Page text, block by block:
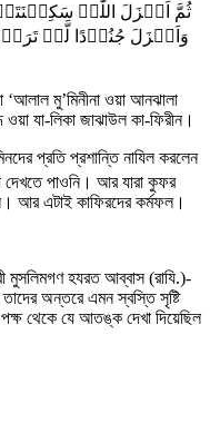
ثُمَّ اَنۡزَلَ اللّٰہُ
وَاَنۡزَلَ جُنُوۡدًا لَّمۡ
‘আলাল মু’মিনীনা ওয়া আনঝালা
ওয়া যা-লিকা জাঝাউল কা-ফিরীন।
প্রতি প্রশান্তি নাযিল করলেন
দেখতে পাওনি। আর যারা কুফর
আর এটাই কাফিরদের কর্মফল।
মুসলিমগণ হযরত আব্বাস (রাযি.)-
অন্তরে এমন স্বস্তি সৃষ্টি
থেকে যে আতঙ্ক দেখা দিয়েছিল